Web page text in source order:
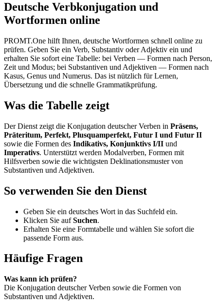
Deutsche Verbkonjugation und
Wortformen online
PROMT.One hilft Ihnen, deutsche Wortformen schnell online zu
prüfen. Geben Sie ein Verb, Substantiv oder Adjektiv ein und
erhalten Sie sofort eine Tabelle: bei Verben — Formen nach Person,
Zeit und Modus; bei Substantiven und Adjektiven — Formen nach
Kasus, Genus und Numerus. Das ist nützlich für Lernen,
Übersetzung und die schnelle Grammatikprüfung.
Was die Tabelle zeigt
Der Dienst zeigt die Konjugation deutscher Verben in Präsens,
Präteritum, Perfekt, Plusquamperfekt, Futur I und Futur II
sowie die Formen des Indikativs, Konjunktivs I/II und
Imperativs. Unterstützt werden Modalverben, Formen mit
Hilfsverben sowie die wichtigsten Deklinationsmuster von
Substantiven und Adjektiven.
So verwenden Sie den Dienst
Geben Sie ein deutsches Wort in das Suchfeld ein.
Klicken Sie aufSuchen.
Erhalten Sie eine Formtabelle und wählen Sie sofort die
passende Form aus.
Häufige Fragen
Was kann ich prüfen?
Die Konjugation deutscher Verben sowie die Formen von
Substantiven und Adjektiven.